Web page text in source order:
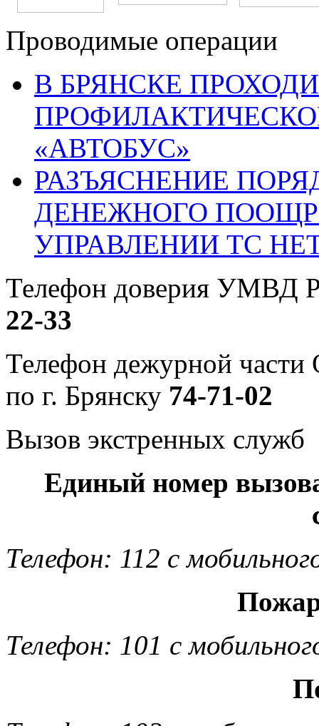
Проводимые операции
В БРЯНСКЕ
«АВТОБУС»
РАЗЪЯСНЕНИЕ
ДЕНЕЖНОГО
УПРАВЛЕНИИ ТС
Телефон доверия УМВД
22-33
Телефон дежурной
по г. Брянску 74-71-02
Вызов экстренных служб
Единый номер
Телефон: 112 с
Телефон: 101 с